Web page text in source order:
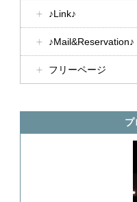
♪Link♪
♪Mail&Reservation♪
フリーページ
プ